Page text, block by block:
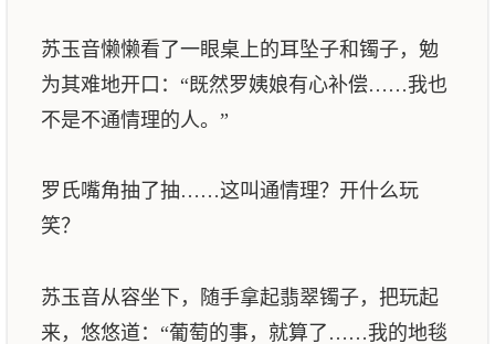
苏玉音懒懒看了一眼桌上的耳坠子和镯子，勉
为其难地开口：“既然罗姨娘有心补偿……我也
不是不通情理的人。”
罗氏嘴角抽了抽……这叫通情理？开什么玩
笑？
苏玉音从容坐下，随手拿起翡翠镯子，把玩起
来，悠悠道：“葡萄的事，就算了……我的地毯